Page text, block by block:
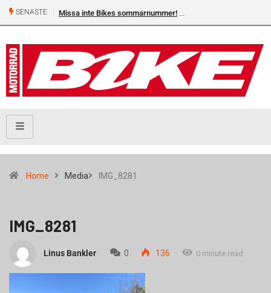
SENASTE Missa inte Bikes sommarnummer!
Home Media IMG_8281
IMG_8281
Linus Bankler 0 136 0 minute read